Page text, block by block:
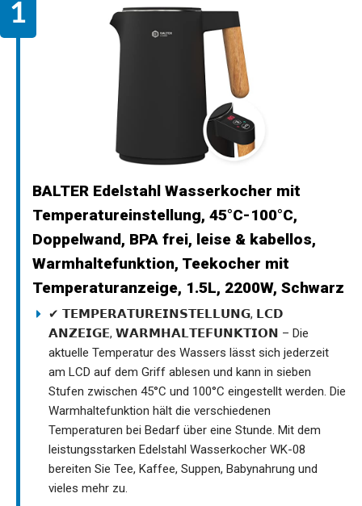
BALTER Edelstahl Wasserkocher mit
Temperatureinstellung, 45°C-100°C,
Doppelwand, BPA frei, leise & kabellos,
Warmhaltefunktion, Teekocher mit
Temperaturanzeige, 1.5L, 2200W, Schwarz
✔ 𝗧𝗘𝗠𝗣𝗘𝗥𝗔𝗧𝗨𝗥𝗘𝗜𝗡𝗦𝗧𝗘𝗟𝗟𝗨𝗡𝗚, 𝗟𝗖𝗗
𝗔𝗡𝗭𝗘𝗜𝗚𝗘, 𝗪𝗔𝗥𝗠𝗛𝗔𝗟𝗧𝗘𝗙𝗨𝗡𝗞𝗧𝗜𝗢𝗡 – Die
aktuelle Temperatur des Wassers lässt sich jederzeit
am LCD auf dem Griff ablesen und kann in sieben
Stufen zwischen 45°C und 100°C eingestellt werden. Die
Warmhaltefunktion hält die verschiedenen
Temperaturen bei Bedarf über eine Stunde. Mit dem
leistungsstarken Edelstahl Wasserkocher WK-08
bereiten Sie Tee, Kaffee, Suppen, Babynahrung und
vieles mehr zu.